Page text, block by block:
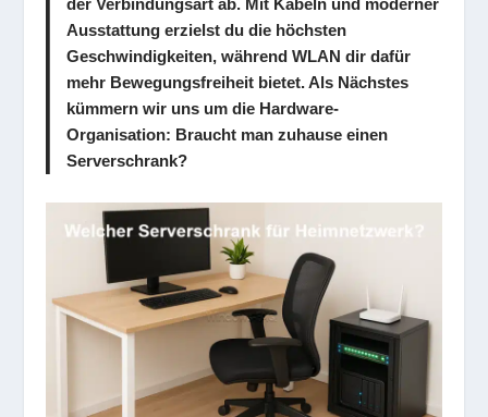
Ausstattung erzielst du die höchsten
Geschwindigkeiten, während WLAN dir dafür
mehr Bewegungsfreiheit bietet. Als Nächstes
kümmern wir uns um die Hardware-
Organisation: Braucht man zuhause einen
Serverschrank?